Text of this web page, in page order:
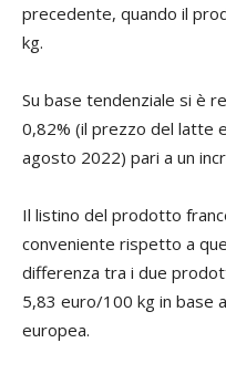
precedente, quando il
kg.
Su base tendenziale si è
0,82% (il prezzo del latte
agosto 2022) pari a un
Il listino del prodotto
conveniente rispetto a
differenza tra i due
5,83 euro/100 kg in base
europea.